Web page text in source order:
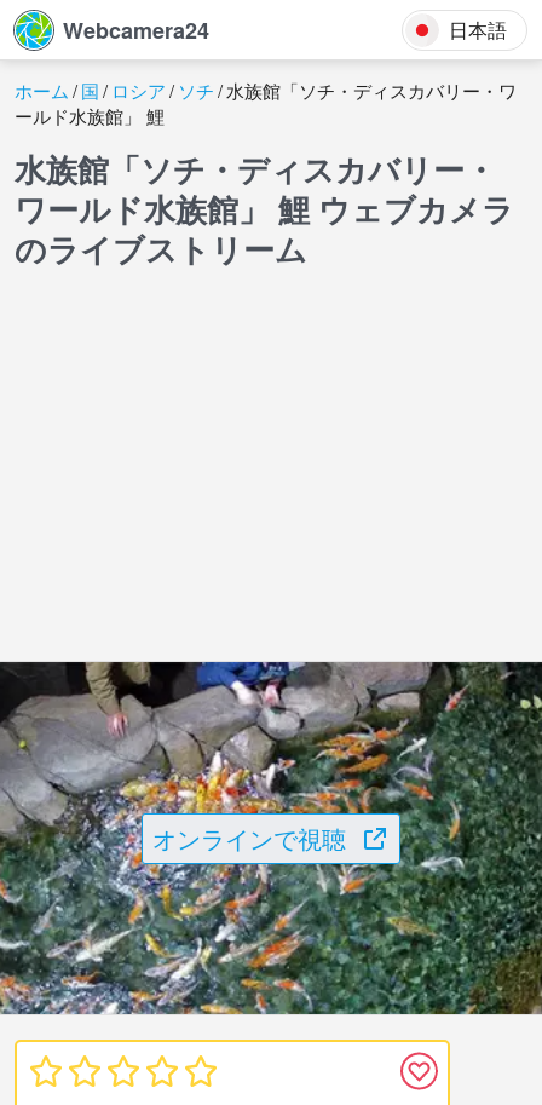
Webcamera24 日本語
ホーム 国 ロシア ソチ 水族館「ソチ・ディスカバリー・ワ
ールド水族館」 鯉
水族館「ソチ・ディスカバリー・
ワールド水族館」 鯉 ウェブカメラ
のライブストリーム
オンラインで視聴